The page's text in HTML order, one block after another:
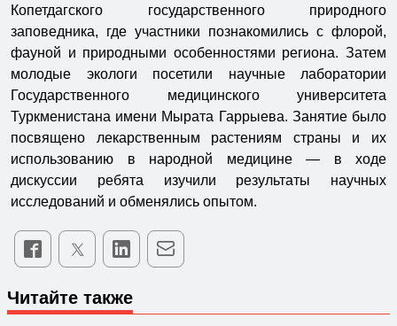
Копетдагского государственного природного
заповедника, где участники познакомились с флорой,
фауной и природными особенностями региона. Затем
молодые экологи посетили научные лаборатории
Государственного медицинского университета
Туркменистана имени Мырата Гаррыева. Занятие было
посвящено лекарственным растениям страны и их
использованию в народной медицине — в ходе
дискуссии ребята изучили результаты научных
исследований и обменялись опытом.
Читайте также